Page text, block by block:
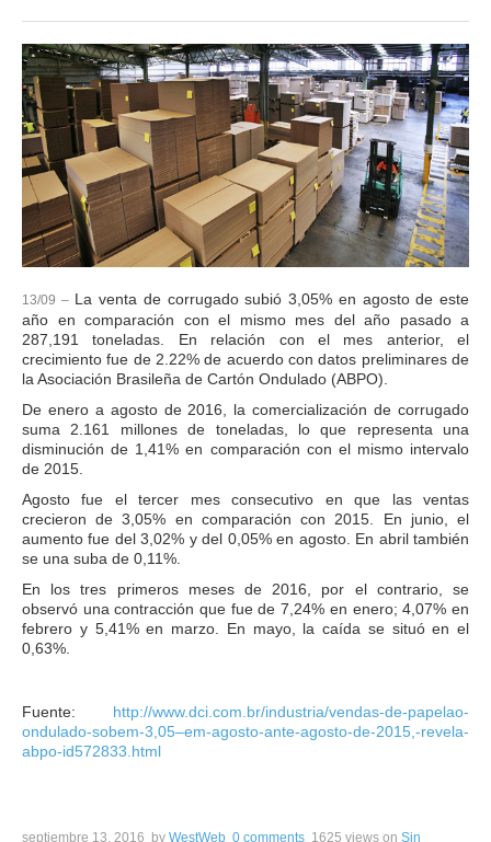
13/09 –La venta de corrugado subió 3,05% en agosto de este
año en comparación con el mismo mes del año pasado a
287,191 toneladas. En relación con el mes anterior, el
crecimiento fue de 2.22% de acuerdo con datos preliminares de
la Asociación Brasileña de Cartón Ondulado (ABPO).
De enero a agosto de 2016, la comercialización de corrugado
suma 2.161 millones de toneladas, lo que representa una
disminución de 1,41% en comparación con el mismo intervalo
de 2015.
Agosto fue el tercer mes consecutivo en que las ventas
crecieron de 3,05% en comparación con 2015. En junio, el
aumento fue del 3,02% y del 0,05% en agosto. En abril también
se una suba de 0,11%.
En los tres primeros meses de 2016, por el contrario, se
observó una contracción que fue de 7,24% en enero; 4,07% en
febrero y 5,41% en marzo. En mayo, la caída se situó en el
0,63%.
Fuente: http://www.dci.com.br/industria/vendas-de-papelao-
ondulado-sobem-3,05–em-agosto-ante-agosto-de-2015,-revela-
abpo-id572833.html
septiembre 13, 2016 by WestWeb 0 comments 1625 views on Sin